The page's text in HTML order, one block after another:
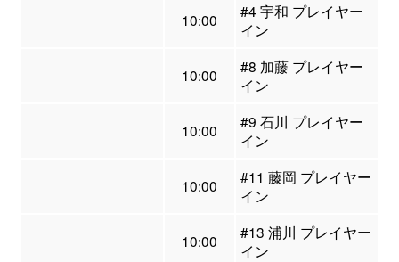
10:00
#4 宇和 プレイヤー
イン
10:00
#8 加藤 プレイヤー
イン
10:00
#9 石川 プレイヤー
イン
10:00
#11 藤岡 プレイヤー
イン
10:00
#13 浦川 プレイヤー
イン